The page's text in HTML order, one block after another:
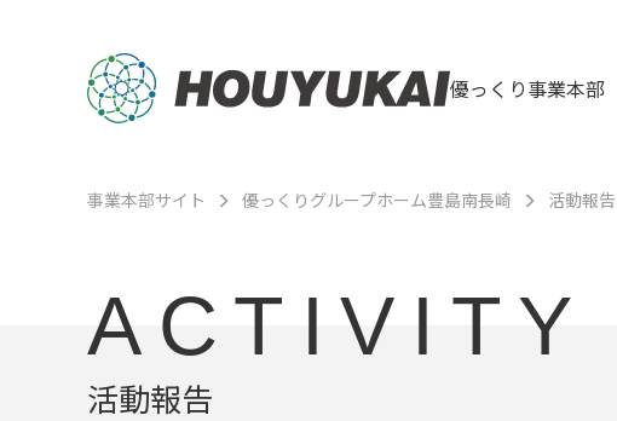
優っくり事業本部
事業本部サイト 優っくりグループホーム豊島南長崎 活動報告
ACTIVITY
活動報告